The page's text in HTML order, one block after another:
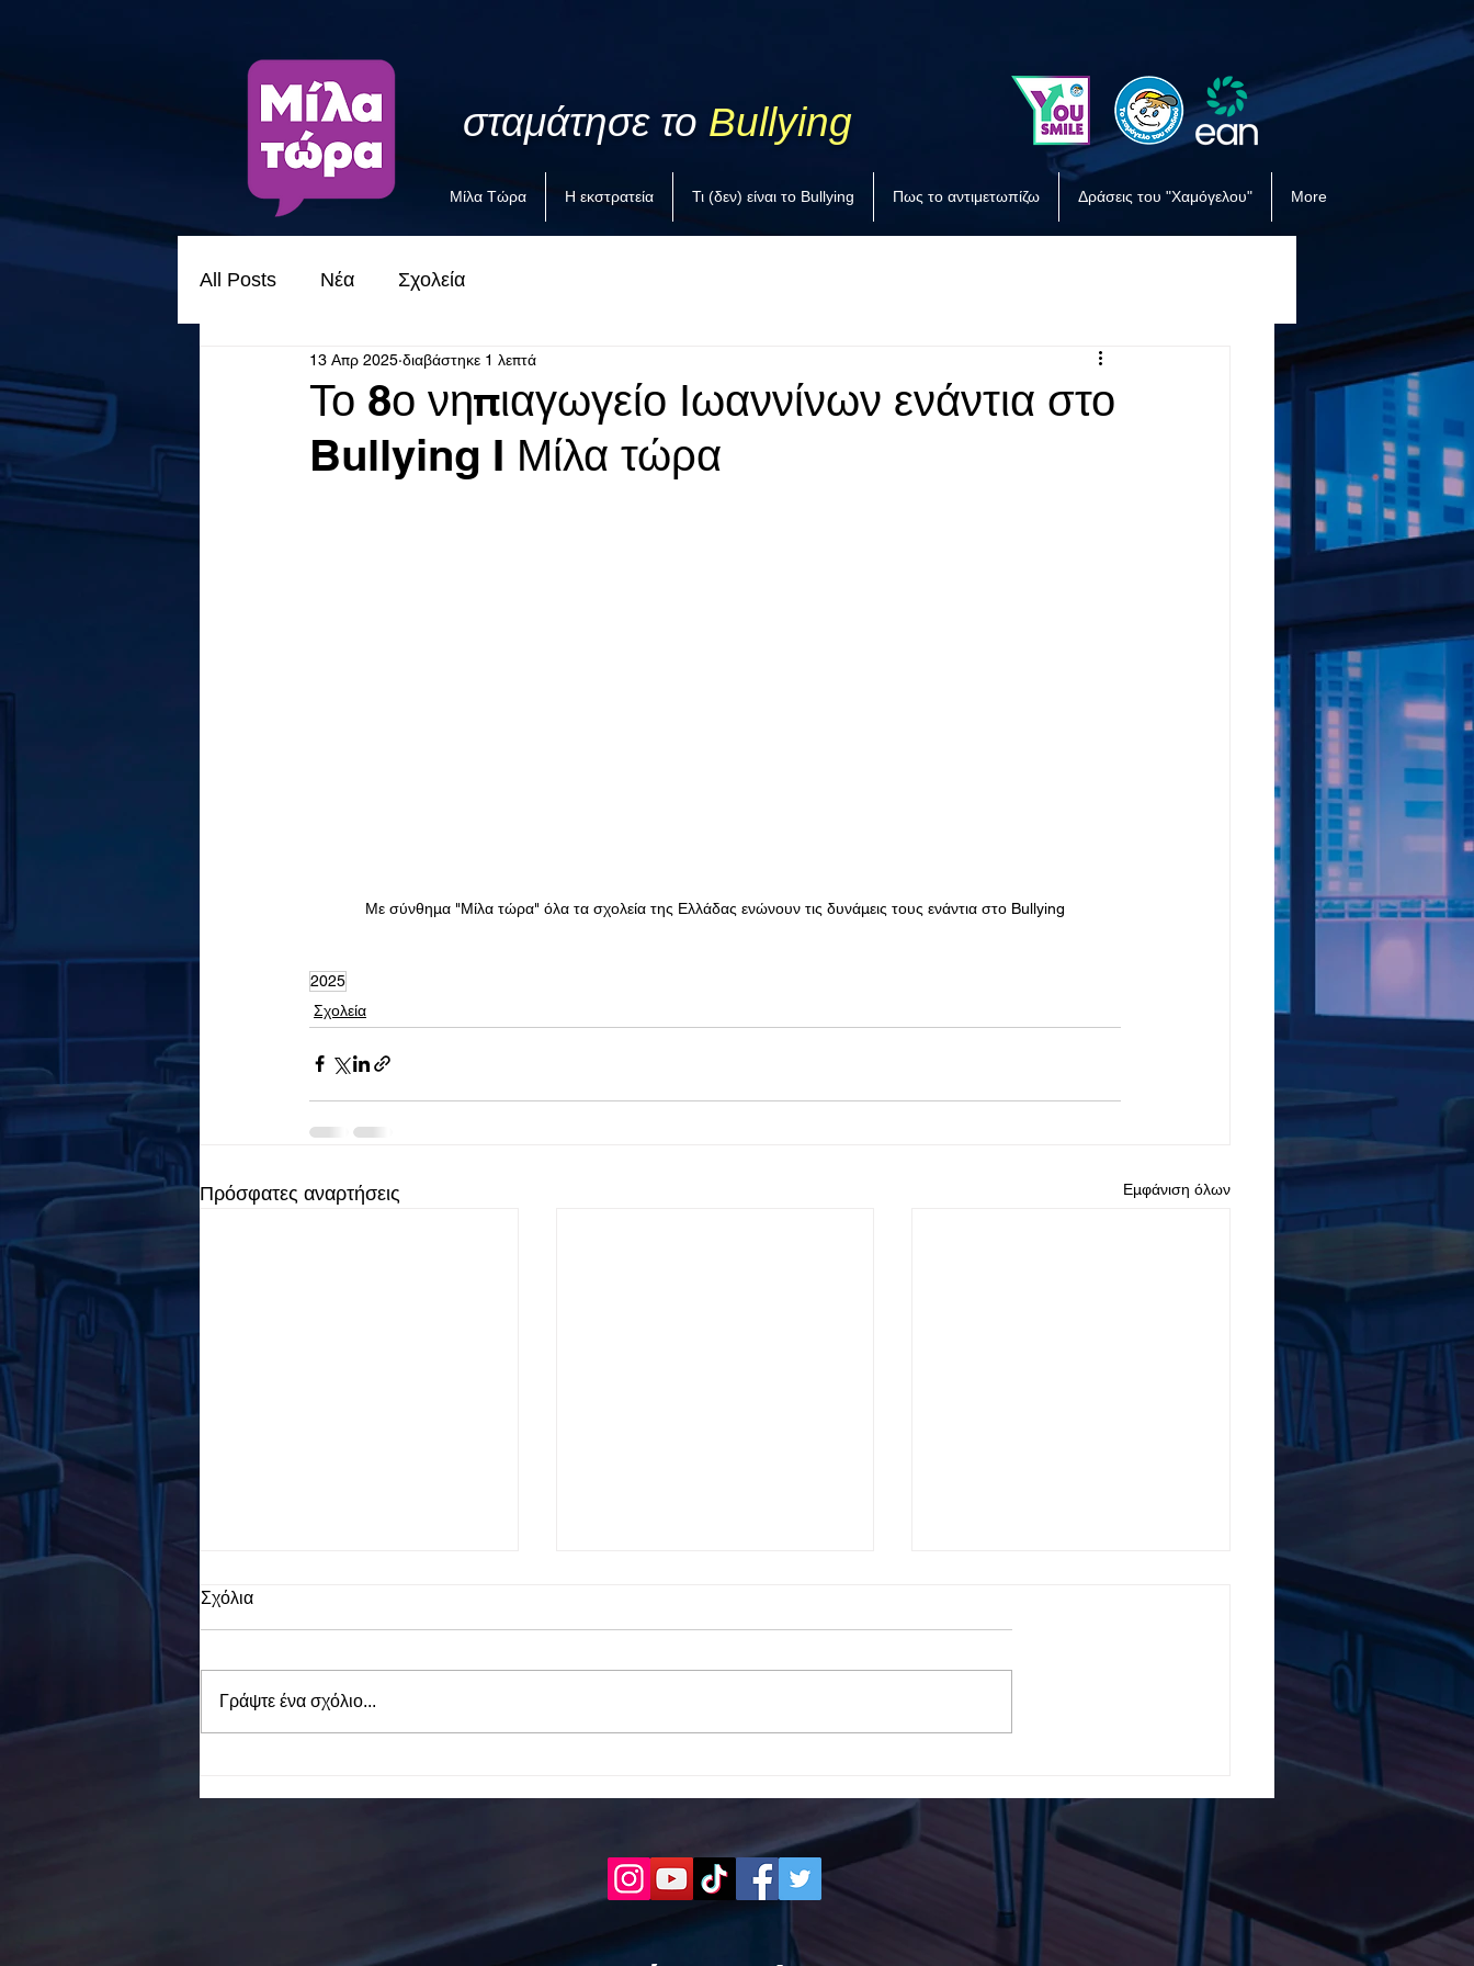
σταμάτησε το Bullying
Μίλα Τώρα Η εκστρατεία Τι (δεν) είναι το Bullying Πως το αντιμετωπίζω Δράσεις του "Χαμόγελου" More
All Posts Νέα Σχολεία
Το 8ο νηπιαγωγείο Ιωαννίνων ενάντια στο
Bullying I Μίλα τώρα
13 Απρ 2025 διαβάστηκε 1 λεπτά
Με σύνθημα "Μίλα τώρα" όλα τα σχολεία της Ελλάδας ενώνουν τις δυνάμεις τους ενάντια στο Bullying
2025
Σχολεία
Πρόσφατες αναρτήσεις Εμφάνιση όλων
Τώρα" όλα τα σχολεία της
Ελλάδας ενώνουν τις
δυνάμεις τους ενάντια στο
Bullying
| Μίλα Τώρα. Με σύνθημα
"Μίλα Τώρα" όλα τα σχολεία
της Ελλάδας ενώνουν τις
δυνάμεις τους ενάντια στο
Bullying
Σχόλια
Γράψτε ένα σχόλιο...